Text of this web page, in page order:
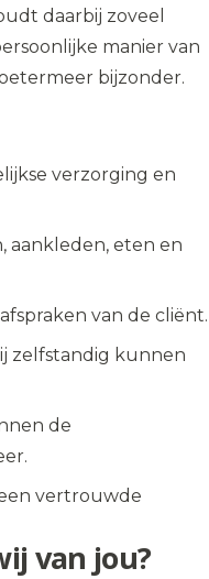
daarbij zoveel
manier van
bijzonder.
verzorging en
aankleden, eten en
van de cliënt.
zelfstandig kunnen
de
vertrouwde
van jou?